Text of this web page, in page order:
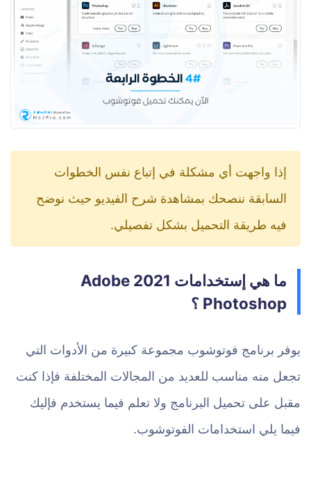
إذا واجهت أي مشكلة في إتباع نفس الخطوات
السابقة ننصحك بمشاهدة شرح الفيديو حيث نوضح
فيه طريقة التحميل بشكل تفصيلي.
ما هي إستخدامات 2021 Adobe
Photoshop ؟
يوفر برنامج فوتوشوب مجموعة كبيرة من الأدوات التي
تجعل منه مناسب للعديد من المجالات المختلفة فإذا كنت
مقبل على تحميل البرنامج ولا تعلم فيما يستخدم فإليك
فيما يلي استخدامات الفوتوشوب.